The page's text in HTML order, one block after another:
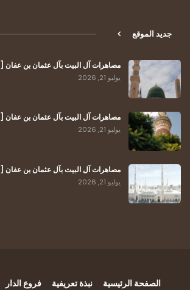
جديد الموقع
مصاهرات آل البيت بآل عثمان بن عفان [3] : أم كلثوم بنت…
يوليو 21, 2026
مصاهرات آل البيت بآل عثمان بن عفان [2] : فاطمة بنت…
يوليو 21, 2026
مصاهرات آل البيت بآل عثمان بن عفان [1] : النبي ﷺ وبنتاه…
يوليو 21, 2026
الصفحة الرئيسية نبذة تعريفية فروع الدار